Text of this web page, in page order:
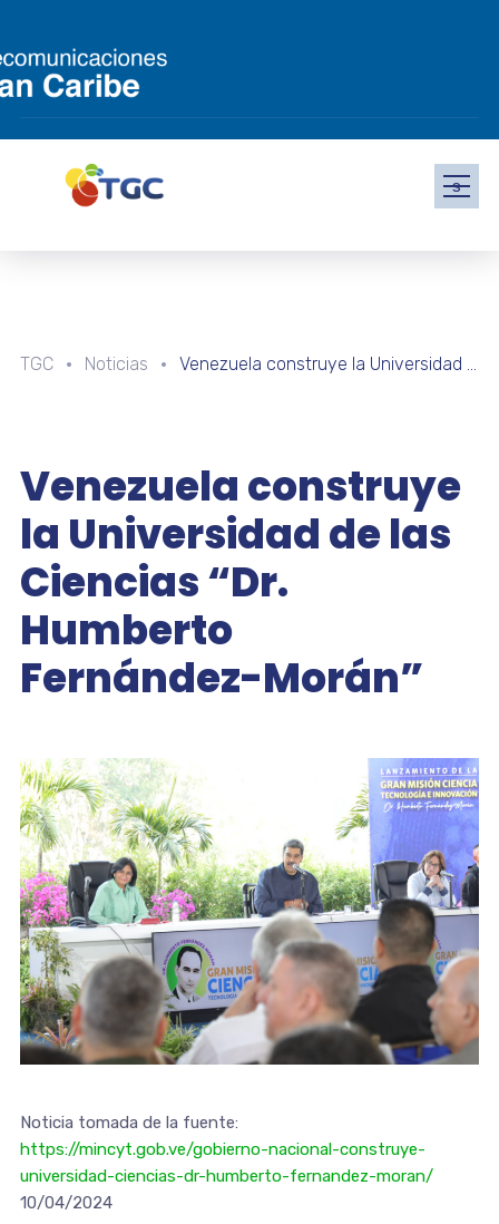
s
TGC Noticias Venezuela construye la Universidad de las Ciencias “Dr. Humberto Fernández-Morán”
Venezuela construye
la Universidad de las
Ciencias “Dr.
Humberto
Fernández-Morán”
Noticia tomada de la fuente:
https://mincyt.gob.ve/gobierno-nacional-construye-
universidad-ciencias-dr-humberto-fernandez-moran/
10/04/2024